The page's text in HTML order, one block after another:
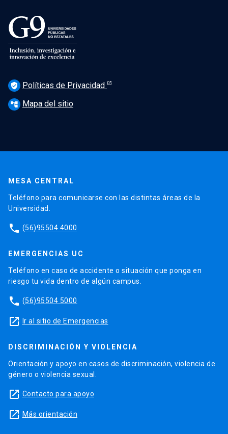
verified_user Políticas de Privacidad
account_tree Mapa del sitio
MESA CENTRAL
Teléfono para comunicarse con las distintas áreas de la
Universidad.
phone (56)95504 4000
EMERGENCIAS UC
Teléfono en caso de accidente o situación que ponga en
riesgo tu vida dentro de algún campus.
phone (56)95504 5000
launch Ir al sitio de Emergencias
DISCRIMINACIÓN Y VIOLENCIA
Orientación y apoyo en casos de discriminación, violencia de
género o violencia sexual.
launch Contacto para apoyo
launch Más orientación